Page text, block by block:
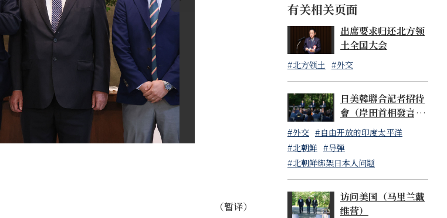
（暂译）
有关相关页面
出席要求归还北方领
土全国大会
#北方领土 #外交
日美韓聯合記者招待
會（岸田首相發言全
文）
#外交 #自由开放的印度太平洋
#北朝鲜 #导弹
#北朝鲜绑架日本人问题
访问美国（马里兰戴
维营）